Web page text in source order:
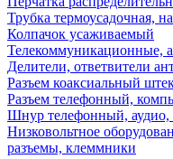
Трубка термоусадочная,
Колпачок усаживаемый
Телекоммуникационные,
Делители, ответвители
Разъем коаксиальный
Разъем телефонный,
Шнур телефонный,
Низковольтное
разъемы, клеммники